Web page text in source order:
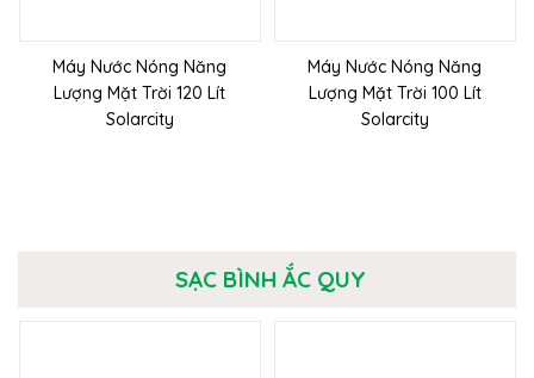
Máy Nước Nóng Năng
Lượng Mặt Trời 120 Lít
Solarcity
Máy Nước Nóng Năng
Lượng Mặt Trời 100 Lít
Solarcity
SẠC BÌNH ẮC QUY